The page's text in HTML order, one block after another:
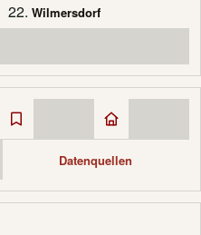
22. Wilmersdorf
Datenquellen